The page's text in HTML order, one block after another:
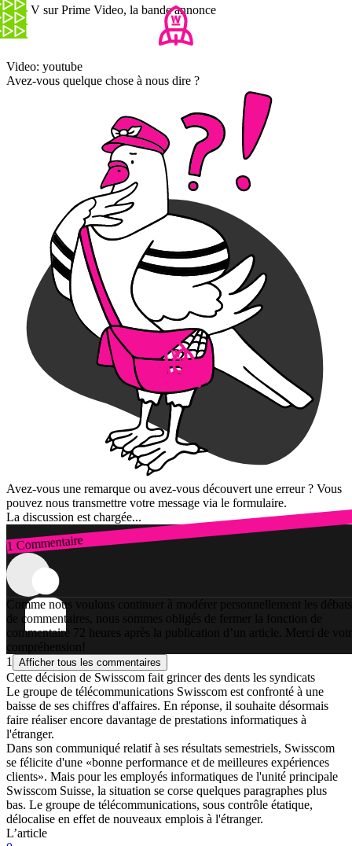
Gen V sur Prime Video, la bande annonce
Video: youtube
Avez-vous quelque chose à nous dire ?
Avez-vous une remarque ou avez-vous découvert une erreur ? Vous
pouvez nous transmettre votre message via le formulaire.
La discussion est chargée...
1 Commentaire
Connexion
Comme nous voulons continuer à modérer personnellement les débats
de commentaires, nous sommes obligés de fermer la fonction de
commentaire 72 heures après la publication d’un article. Merci de
compréhension!
1
Afficher tous les commentaires
Cette décision de Swisscom fait grincer des dents les syndicats
Le groupe de télécommunications Swisscom est confronté à une
baisse de ses chiffres d'affaires. En réponse, il souhaite désormais
faire réaliser encore davantage de prestations informatiques à
l'étranger.
Dans son communiqué relatif à ses résultats semestriels, Swisscom
se félicite d'une «bonne performance et de meilleures expériences
clients». Mais pour les employés informatiques de l'unité principale
Swisscom Suisse, la situation se corse quelques paragraphes plus
bas. Le groupe de télécommunications, sous contrôle étatique,
délocalise en effet de nouveaux emplois à l'étranger.
L’article